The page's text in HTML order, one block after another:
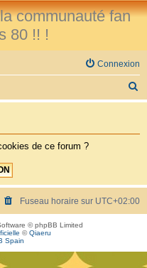
communauté fan
80 !! !
Connexion
e
h
r
de ce forum ?
Fuseau horaire sur UTC+02:00
© phpBB Limited
©Qiaeru
Spain